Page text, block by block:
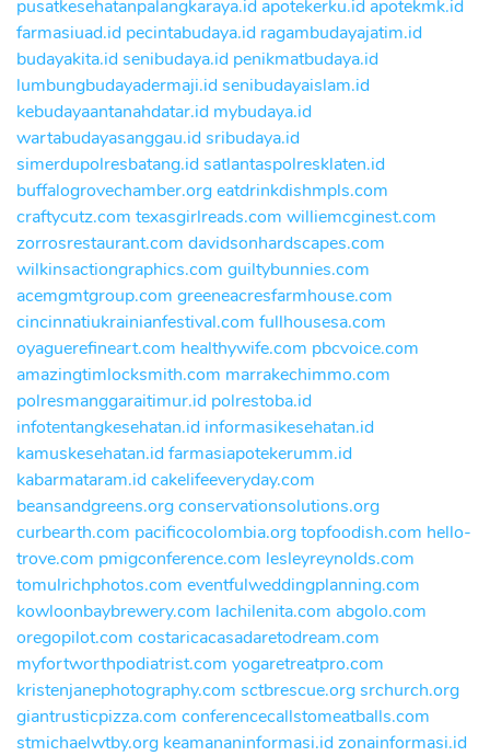
pusatkesehatanpalangkaraya.id apotekerku.id apotekmk.id
farmasiuad.id pecintabudaya.id ragambudayajatim.id
budayakita.idsenibudaya.id penikmatbudaya.id
lumbungbudayadermaji.idsenibudayaislam.id
kebudayaantanahdatar.id mybudaya.id
wartabudayasanggau.idsribudaya.id
simerdupolresbatang.idsatlantaspolresklaten.id
buffalogrovechamber.orgeatdrinkdishmpls.com
craftycutz.com texasgirlreads.com williemcginest.com
zorrosrestaurant.com davidsonhardscapes.com
wilkinsactiongraphics.com guiltybunnies.com
acemgmtgroup.com greeneacresfarmhouse.com
cincinnatiukrainianfestival.com fullhousesa.com
oyaguerefineart.com healthywife.com pbcvoice.com
amazingtimlocksmith.com marrakechimmo.com
polresmanggaraitimur.id polrestoba.id
infotentangkesehatan.id informasikesehatan.id
kamuskesehatan.idfarmasiapotekerumm.id
kabarmataram.idcakelifeeveryday.com
beansandgreens.orgconservationsolutions.org
curbearth.com pacificocolombia.orgtopfoodish.com hello-
trove.com pmigconference.com lesleyreynolds.com
tomulrichphotos.com eventfulweddingplanning.com
kowloonbaybrewery.com lachilenita.com abgolo.com
oregopilot.com costaricacasadaretodream.com
myfortworthpodiatrist.com yogaretreatpro.com
kristenjanephotography.com sctbrescue.orgsrchurch.org
giantrusticpizza.com conferencecallstomeatballs.com
stmichaelwtby.org keamananinformasi.idzonainformasi.id